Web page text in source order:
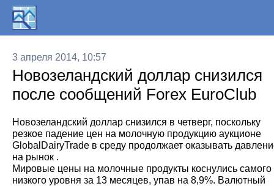
3 апреля 2014, 10:57
Новозеландский доллар снизился
после сообщений Forex EuroClub
Новозеландский доллар снизился в четверг, поскольку
резкое падение цен на молочную продукцию аукционе
GlobalDairyTrade в среду продолжает оказывать
на рынок .
Мировые цены на молочные продукты коснулись самого
низкого уровня за 13 месяцев, упав на 8,9%. Валютный